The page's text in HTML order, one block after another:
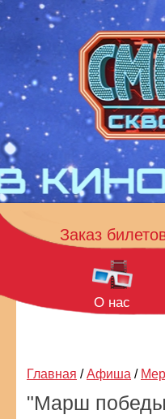
Заказ
О нас
Главная / Афиша /
"Марш